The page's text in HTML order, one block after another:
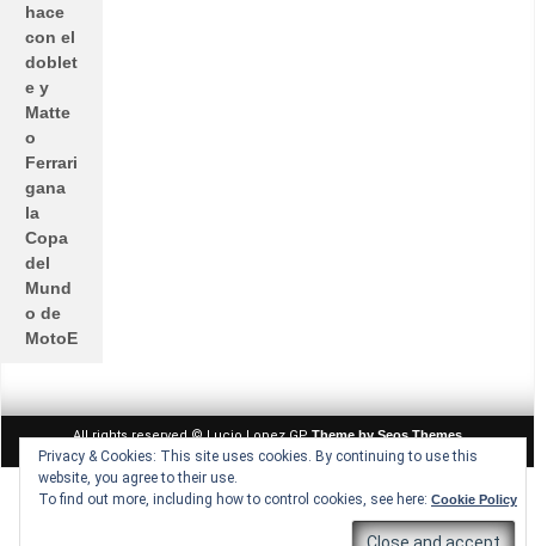
Privacy & Cookies: This site uses cookies. By continuing to use this
website, you agree to their use.
To find out more, including how to control cookies, see here: Cookie Policy
hace
con el
doblet
e y
Matte
o
Ferrari
gana
la
Copa
del
Mund
o de
MotoE
All rights reserved © Lucio Lopez GPTheme by Seos Themes